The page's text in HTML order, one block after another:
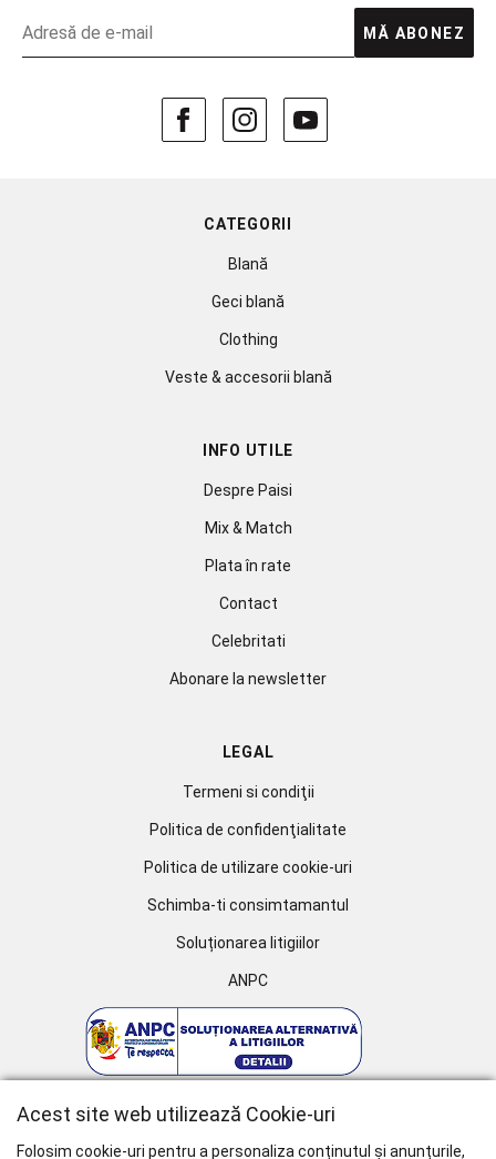
MĂ ABONEZ
CATEGORII
Blană
Geci blană
Clothing
Veste & accesorii blană
INFO UTILE
Despre Paisi
Mix & Match
Plata în rate
Contact
Celebritati
Abonare la newsletter
LEGAL
Termeni si condiţii
Politica de confidenţialitate
Politica de utilizare cookie-uri
Schimba-ti consimtamantul
Soluționarea litigiilor
ANPC
Acest site web utilizează Cookie-uri
Folosim cookie-uri pentru a personaliza conținutul și anunțurile,